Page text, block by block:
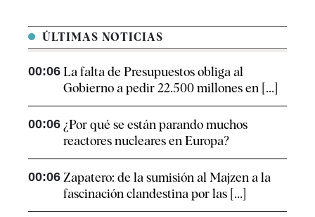
ÚLTIMAS NOTICIAS
00:06 La falta de Presupuestos obliga al
Gobierno a pedir 22.500 millones en [...]
00:06 ¿Por qué se están parando muchos
reactores nucleares en Europa?
00:06 Zapatero: de la sumisión al Majzen a la
fascinación clandestina por las [...]